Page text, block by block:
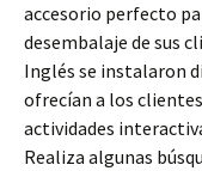
accesorio perfecto
desembalaje de sus
Inglés se instalaron
ofrecían a los
actividades
Realiza algunas